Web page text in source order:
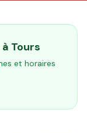
Tours
et horaires